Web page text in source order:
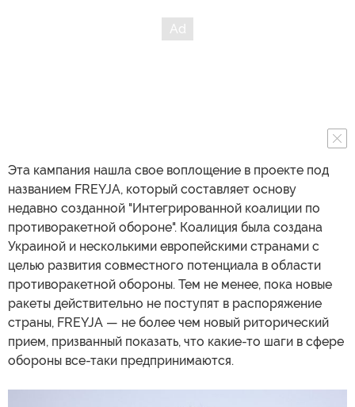
Эта кампания нашла свое воплощение в проекте под
названием FREYJA, который составляет основу
недавно созданной "Интегрированной коалиции по
противоракетной обороне". Коалиция была создана
Украиной и несколькими европейскими странами с
целью развития совместного потенциала в области
противоракетной обороны. Тем не менее, пока новые
ракеты действительно не поступят в распоряжение
страны, FREYJA — не более чем новый риторический
прием, призванный показать, что какие-то шаги в сфере
обороны все-таки предпринимаются.